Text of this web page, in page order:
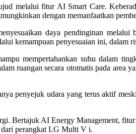
melalui fitur AI Smart Care.
dengan memanfaatkan
daya pendinginan melalui
kemampuan penyesuaian ini,
mempertahankan suhu dalam
ruangan secara otomatis pada area
penyejuk udara yang terus aktif
Bertajuk AI Energy Management,
dari perangkat LG Multi V i.